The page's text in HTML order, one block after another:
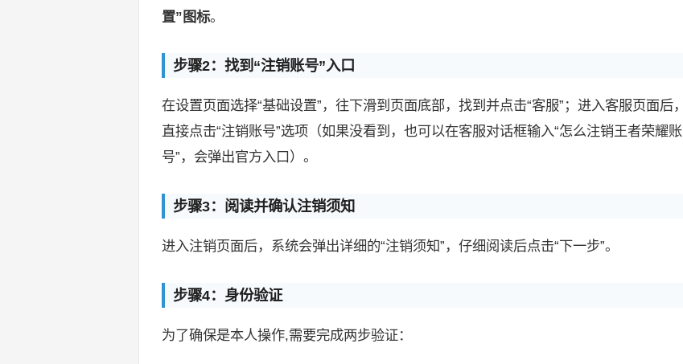
置”图标。
步骤2：找到“注销账号”入口
在设置页面选择“基础设置”，往下滑到页面底部，找到并点击“客服”；进入客服页面后，
直接点击“注销账号”选项（如果没看到，也可以在客服对话框输入“怎么注销王者荣耀账
号”，会弹出官方入口）。
步骤3：阅读并确认注销须知
进入注销页面后，系统会弹出详细的“注销须知”，仔细阅读后点击“下一步”。
步骤4：身份验证
为了确保是本人操作,需要完成两步验证：